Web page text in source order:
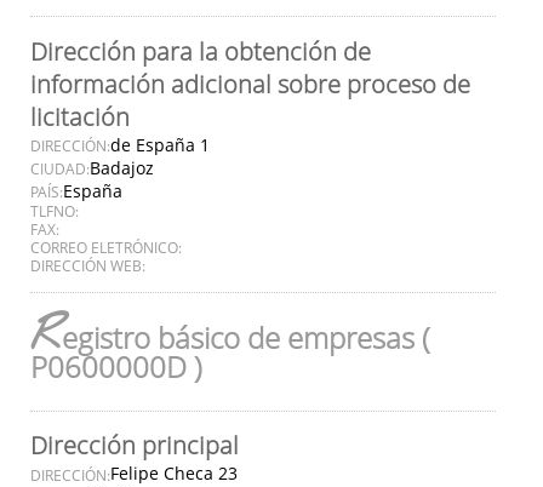
Dirección para la obtención de
información adicional sobre proceso de
licitación
DIRECCIÓN:de España 1
CIUDAD:Badajoz
PAÍS:España
TLFNO:
FAX:
CORREO ELETRÓNICO:
DIRECCIÓN WEB:
Registro básico de empresas (
P0600000D )
Dirección principal
DIRECCIÓN:Felipe Checa 23